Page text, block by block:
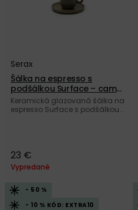
Serax
Šálka na espresso s
podšálkou Surface – camo
zelená
Keramická glazovaná šálka na
espresso Surface s podšálkou
23 €
Vypredané
- 50 %
- 10 % KÓD: EXTRA10